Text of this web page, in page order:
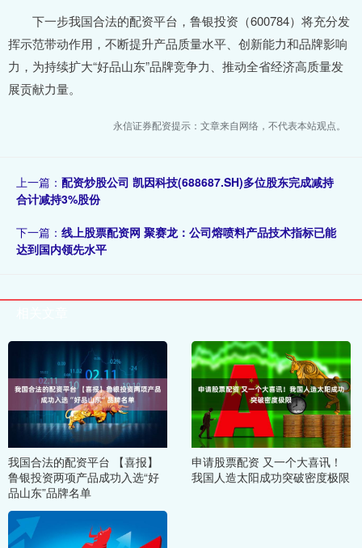
下一步我国合法的配资平台，鲁银投资（600784）将充分发
挥示范带动作用，不断提升产品质量水平、创新能力和品牌影响
力，为持续扩大“好品山东”品牌竞争力、推动全省经济高质量发
展贡献力量。
永信证券配资提示：文章来自网络，不代表本站观点。
上一篇： 配资炒股公司 凯因科技(688687.SH)多位股东完成减持
合计减持3%股份
下一篇： 线上股票配资网 聚赛龙：公司熔喷料产品技术指标已能
达到国内领先水平
我国合法的配资平台 【喜报】
鲁银投资两项产品成功入选“好
品山东”品牌名单
申请股票配资 又一个大喜讯！
我国人造太阳成功突破密度极限